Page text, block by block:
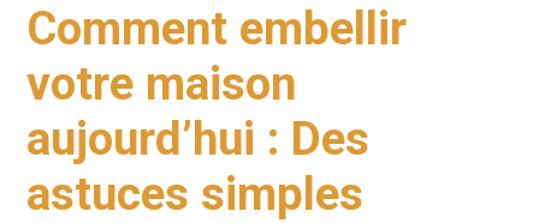
Comment embellir
votre maison
aujourd’hui : Des
astuces simples